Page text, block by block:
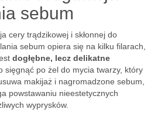
sebum
cery trądzikowej i skłonnej do
sebum opiera się na kilku filarach,
dogłębne, lecz delikatne
sięgnąć po żel do mycia twarzy, który
makijaż i nagromadzone sebum,
powstawaniu nieestetycznych
wyprysków.